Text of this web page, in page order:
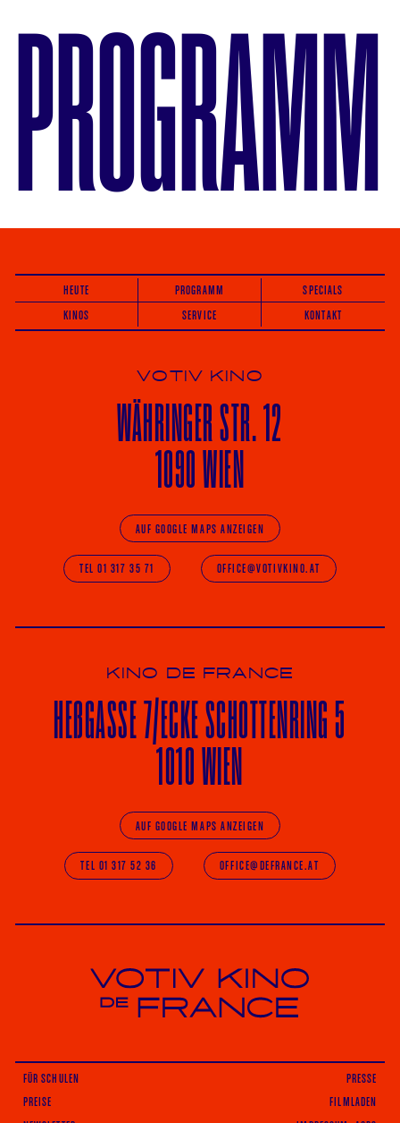
PROGRAMM
HEUTE PROGRAMM
SPECIALS
KINOS
SERVICE KONTAKT
VOTIV KINO
WÄHRINGERSTR. 12
1090 WIEN
AUF GOOGLE MAPS ANZEIGEN
TEL 01 317 35 71 OFFICE@VOTIVKINO.AT
KINO DE FRANCE
HEßGASSE 7/ECKESCHOTTENRING 5
1010 WIEN
AUF GOOGLE MAPS ANZEIGEN
TEL 01 317 52 36 OFFICE@DEFRANCE.AT
Votiv Kino und Kino De France in Wien
FÜR SCHULEN
PRESSE
PREISE
FILMLADEN